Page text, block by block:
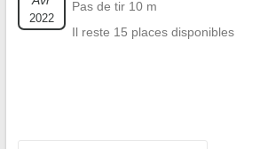
2022
Pas de tir 10 m
Il reste 15 places disponibles